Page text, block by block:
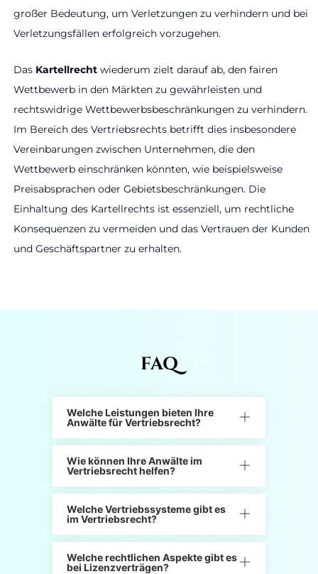
großer Bedeutung, um Verletzungen zu verhindern und bei
Verletzungsfällen erfolgreich vorzugehen.
Das Kartellrecht wiederum zielt darauf ab, den fairen
Wettbewerb in den Märkten zu gewährleisten und
rechtswidrige Wettbewerbsbeschränkungen zu verhindern.
Im Bereich des Vertriebsrechts betrifft dies insbesondere
Vereinbarungen zwischen Unternehmen, die den
Wettbewerb einschränken könnten, wie beispielsweise
Preisabsprachen oder Gebietsbeschränkungen. Die
Einhaltung des Kartellrechts ist essenziell, um rechtliche
Konsequenzen zu vermeiden und das Vertrauen der Kunden
und Geschäftspartner zu erhalten.
FAQ
Welche Leistungen bieten Ihre
Anwälte für Vertriebsrecht?
Wie können Ihre Anwälte im
Vertriebsrecht helfen?
Welche Vertriebssysteme gibt es
im Vertriebsrecht?
Welche rechtlichen Aspekte gibt es
bei Lizenzverträgen?